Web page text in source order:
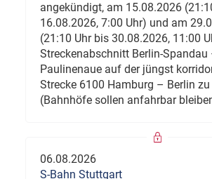
angekündigt, am 15.08.2026
16.08.2026, 7:00 Uhr) und am
(21:10 Uhr bis 30.08.2026, 11:00
Streckenabschnitt Berlin-Spandau
Paulinenaue auf der jüngst
Strecke 6100 Hamburg – Berlin zu
(Bahnhöfe sollen anfahrbar
06.08.2026
S-Bahn Stuttgart